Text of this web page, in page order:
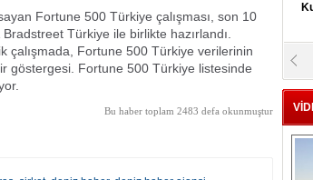
Fortune 500 Türkiye çalışması, son 10
Türkiye ile birlikte hazırlandı.
çalışmada, Fortune 500 Türkiye verilerinin
göstergesi. Fortune 500 Türkiye listesinde
Bu haber toplam 2483 defa okunmuştur